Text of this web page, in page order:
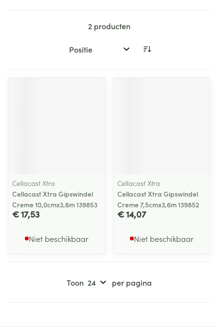
2producten
Sorteer op:
Cellacast Xtra
Cellacast Xtra Gipswindel
Creme 10,0cmx3,6m 139853
€ 17,53
Niet beschikbaar
Cellacast Xtra
Cellacast Xtra Gipswindel
Creme 7,5cmx3,6m 139852
€ 14,07
Niet beschikbaar
Toon per pagina